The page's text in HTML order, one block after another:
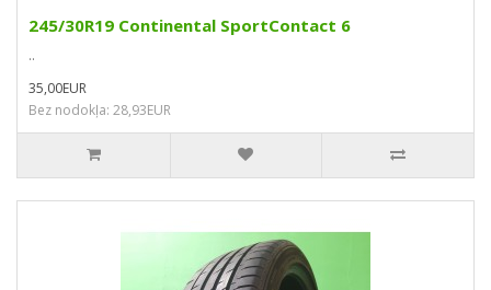
245/30R19 Continental SportContact 6
..
35,00EUR
Bez nodokļa: 28,93EUR